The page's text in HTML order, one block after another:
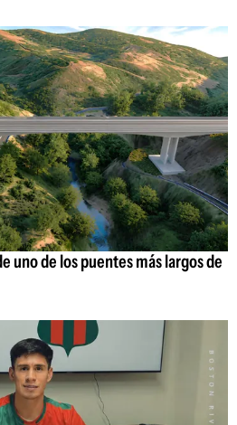
uno de los puentes más largos de